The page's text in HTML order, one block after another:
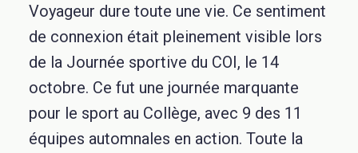
Voyageur dure toute une vie. Ce sentiment
de connexion était pleinement visible lors
de la Journée sportive du COI, le 14
octobre. Ce fut une journée marquante
pour le sport au Collège, avec 9 des 11
équipes automnales en action. Toute la